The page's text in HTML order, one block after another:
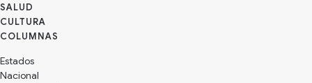
SALUD
CULTURA
Estados
Nacional